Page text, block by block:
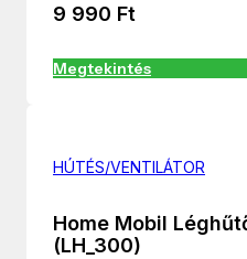
9 990 Ft
Megtekintés
HÚTÉS/VENTILÁTOR
Home Mobil
(LH_300)